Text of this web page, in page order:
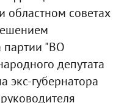
областном советах
партии "ВО
депутата
экс-губернатора